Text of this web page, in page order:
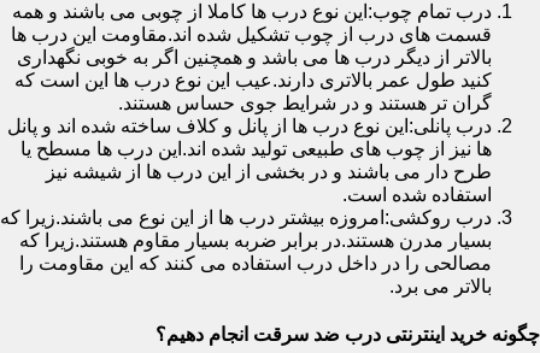
درب تمام چوب:این نوع درب ها کاملا از چوبی می باشند و همه
قسمت های درب از چوب تشکیل شده اند.مقاومت این درب ها
بالاتر از دیگر درب ها می باشد و همچنین اگر به خوبی نگهداری
کنید طول عمر بالاتری دارند.عیب این نوع درب ها این است که
گران تر هستند و در شرایط جوی حساس هستند.
درب پانلی:این نوع درب ها از پانل و کلاف ساخته شده اند و پانل
ها نیز از چوب های طبیعی تولید شده اند.این درب ها مسطح یا
طرح دار می باشند و در بخشی از این درب ها از شیشه نیز
استفاده شده است.
درب روکشی:امروزه بیشتر درب ها از این نوع می باشند.زیرا که
بسیار مدرن هستند.در برابر ضربه بسیار مقاوم هستند.زیرا که
مصالحی را در داخل درب استفاده می کنند که این مقاومت را
بالاتر می برد.
چگونه خرید اینترنتی درب ضد سرقت انجام دهیم؟